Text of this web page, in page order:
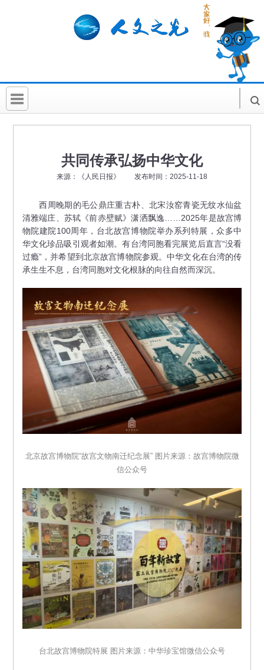
首 页
社科讲堂
科普活动
共同传承弘扬中华文化
来源：《人民日报》 发布时间：2025-11-18
西周晚期的毛公鼎庄重古朴、北宋汝窑青瓷无纹水仙盆
清雅端庄、苏轼《前赤壁赋》潇洒飘逸……2025年是故宫博
物院建院100周年，台北故宫博物院举办系列特展，众多中
华文化珍品吸引观者如潮。有台湾同胞看完展览后直言“没看
过瘾”，并希望到北京故宫博物院参观。中华文化在台湾的传
承生生不息，台湾同胞对文化根脉的向往自然而深沉。
北京故宫博物院“故宫文物南迁纪念展” 图片来源：故宫博物院微
信公众号
台北故宫博物院特展 图片来源：中华珍宝馆微信公众号